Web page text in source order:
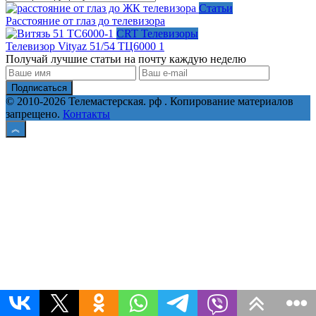
Статьи
Расстояние от глаз до телевизора
CRT Телевизоры
Телевизор Vityaz 51/54 TЦ6000 1
Получай лучшие статьи на почту каждую неделю
Подписаться
© 2010-2026 Телемастерская. рф . Копирование материалов
запрещено. Контакты